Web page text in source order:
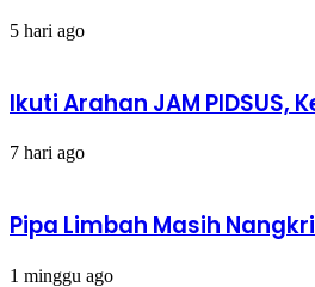
5 hari ago
Ikuti Arahan JAM
7 hari ago
Pipa Limbah Masih
1 minggu ago